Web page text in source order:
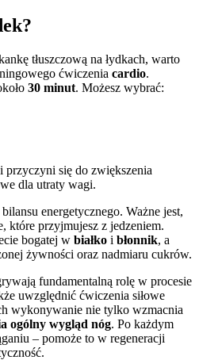
tłuszczową na łydkach, warto
ćwiczenia cardio.
30 minut. Możesz wybrać:
się do zwiększenia
dla utraty wagi.
energetycznego. Ważne jest,
które przyjmujesz z jedzeniem.
bogatej w białko i błonnik, a
żywności oraz nadmiaru cukrów.
fundamentalną rolę w procesie
uwzględnić ćwiczenia siłowe
wykonywanie nie tylko wzmacnia
ogólny wygląd nóg. Po każdym
– pomoże to w regeneracji